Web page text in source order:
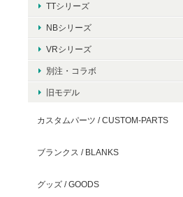
TTシリーズ
NBシリーズ
VRシリーズ
別注・コラボ
旧モデル
カスタムパーツ / CUSTOM-PARTS
ブランクス / BLANKS
グッズ / GOODS